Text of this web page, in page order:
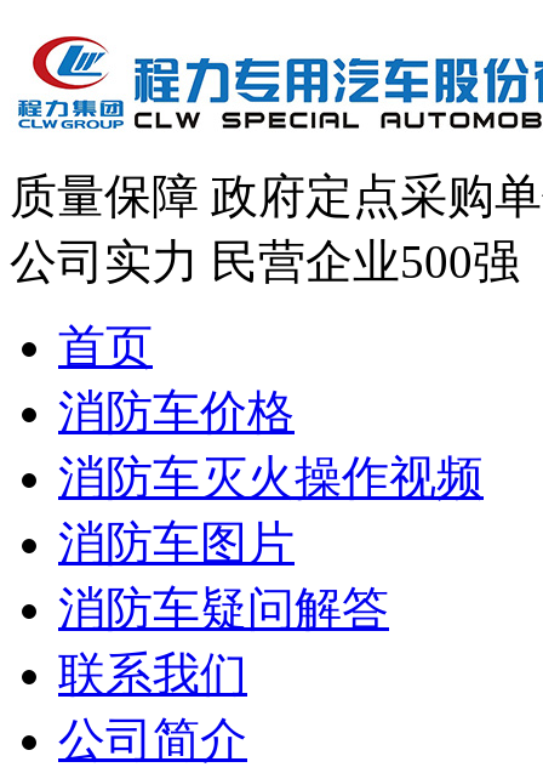
质量保障 政府定点采购
公司实力 民营企业500强
首页
消防车价格
消防车灭火操作视频
消防车图片
消防车疑问解答
联系我们
公司简介